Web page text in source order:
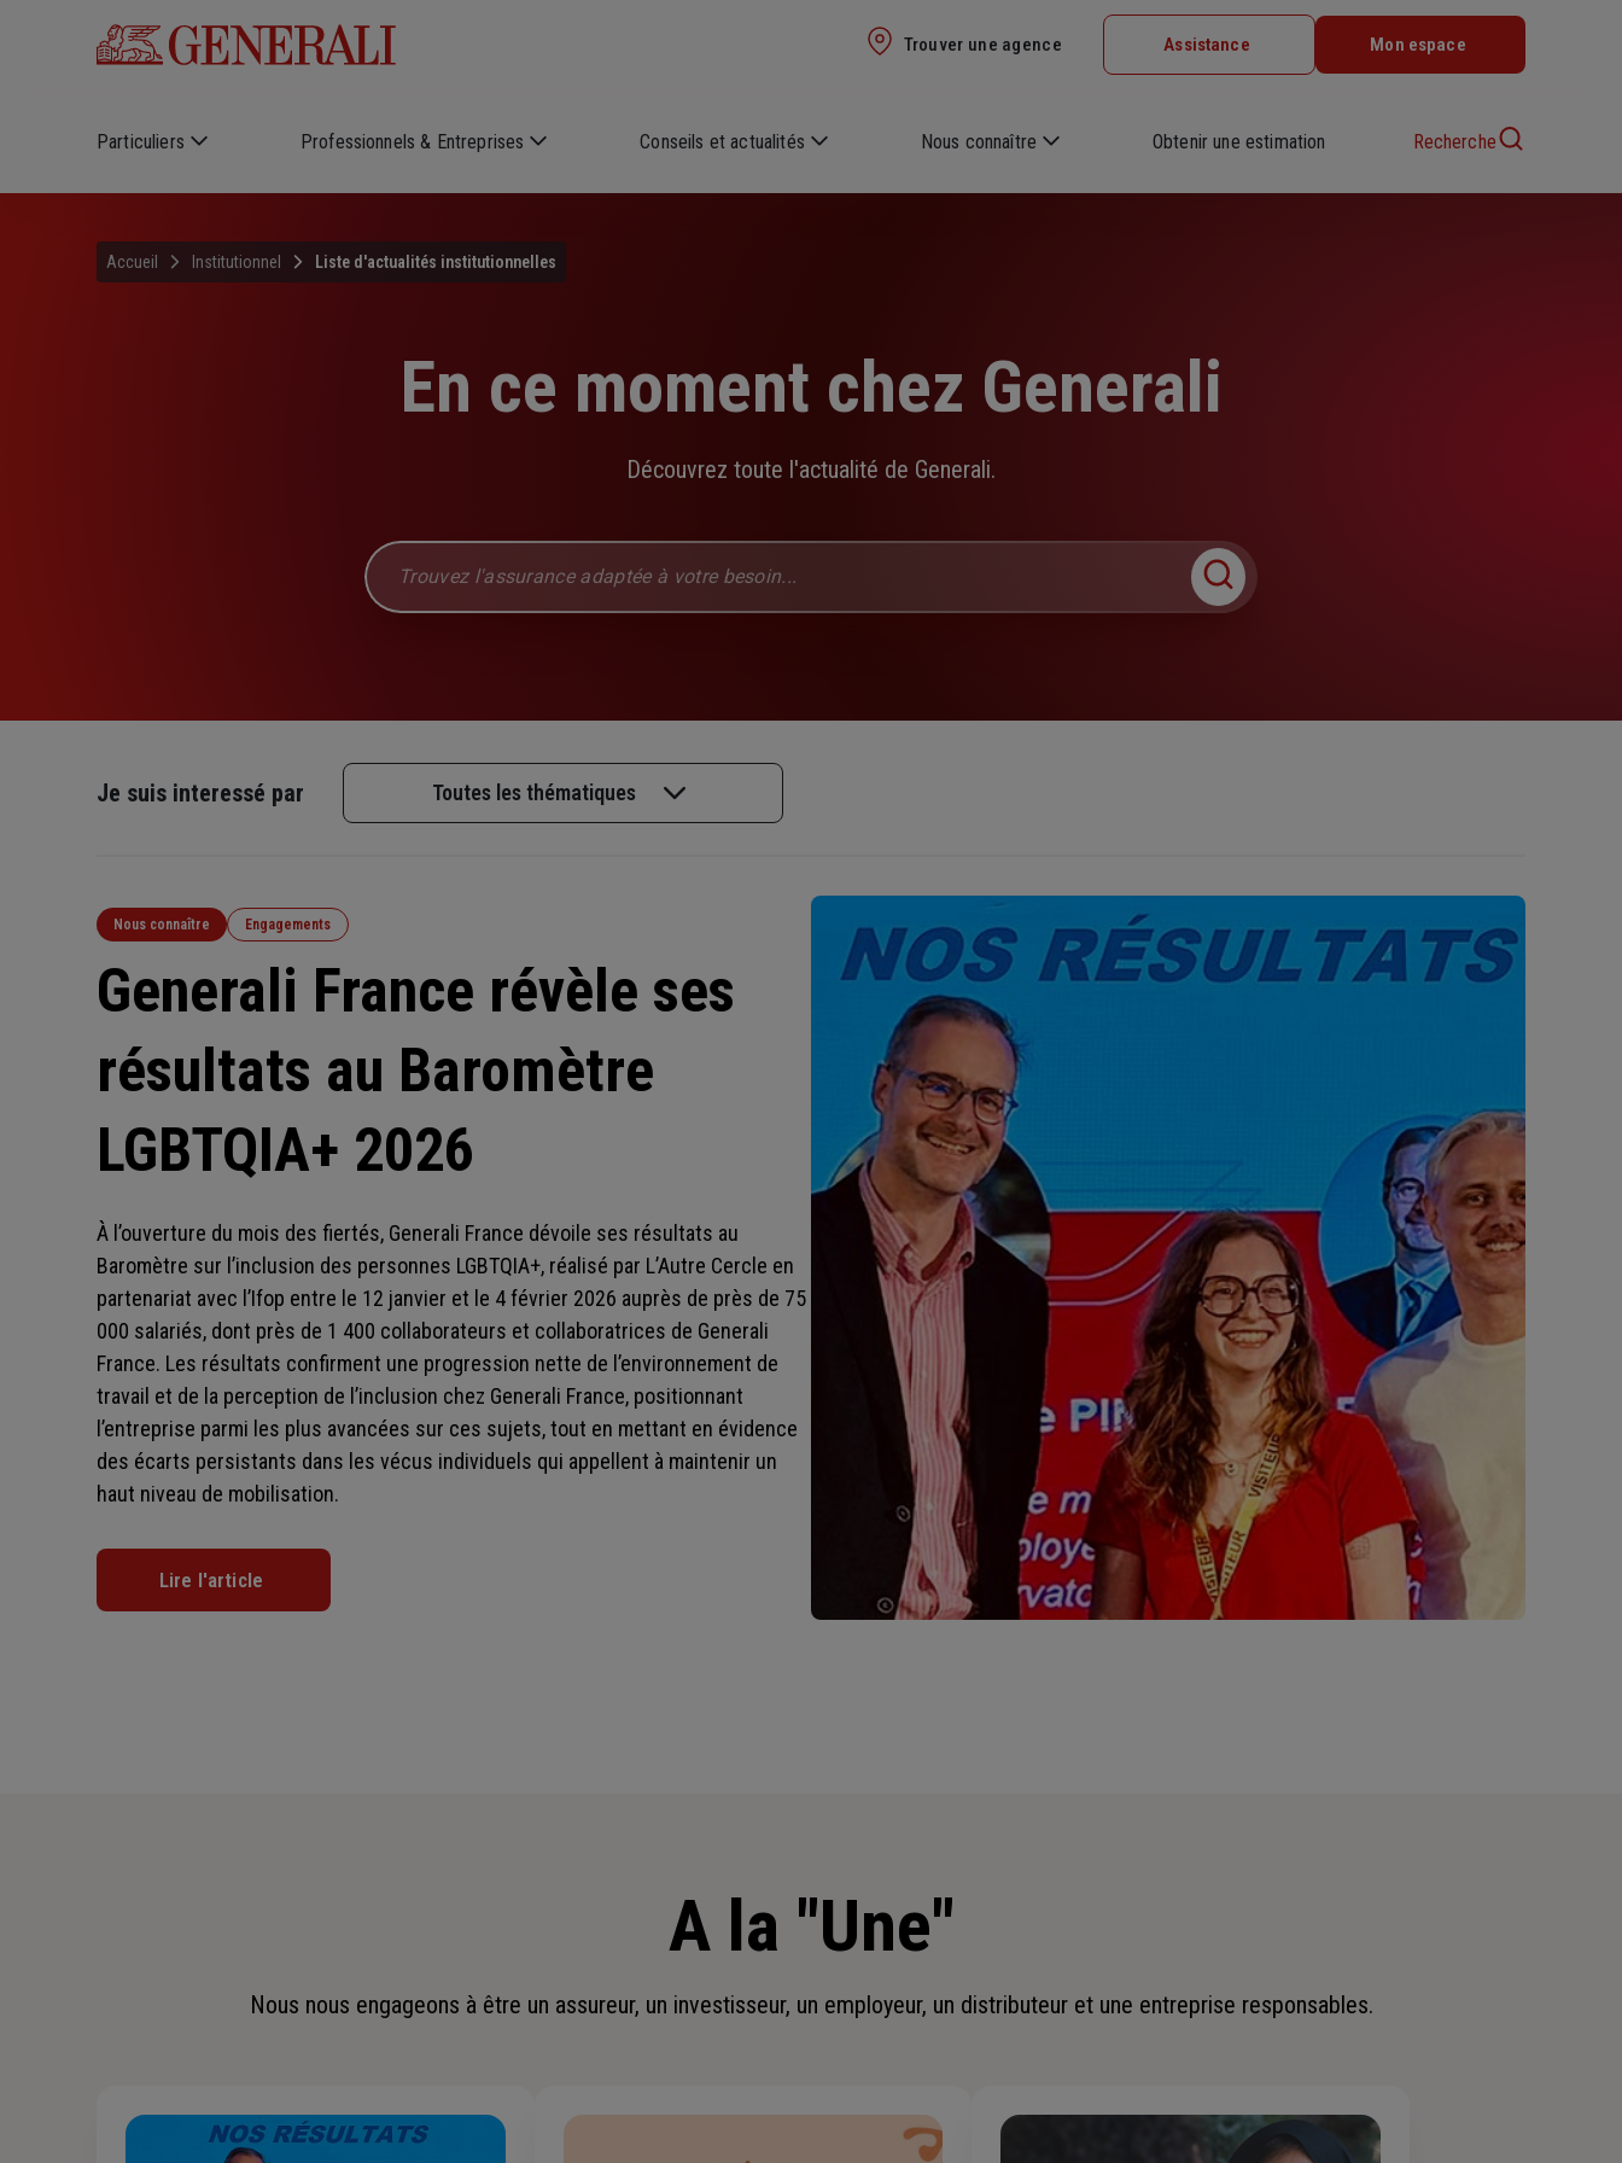
Trouver une agence Assistance Mon espace
Particuliers Professionnels & Entreprises Conseils et actualités Nous connaître Obtenir une estimation Recherche
Accueil Institutionnel Liste d'actualités institutionnelles
En ce moment chez Generali
Découvrez toute l'actualité de Generali.
Chercher dans le site
Je suis interessé par Toutes les thématiques
Nous connaître Engagements
Generali France révèle ses
résultats au Baromètre
LGBTQIA+ 2026
À l’ouverture du mois des fiertés, Generali France dévoile ses résultats au
Baromètre sur l’inclusion des personnes LGBTQIA+, réalisé par L’Autre Cercle en
partenariat avec l’Ifop entre le 12 janvier et le 4 février 2026 auprès de près de 75
000 salariés, dont près de 1 400 collaborateurs et collaboratrices de Generali
France. Les résultats confirment une progression nette de l’environnement de
travail et de la perception de l’inclusion chez Generali France, positionnant
l’entreprise parmi les plus avancées sur ces sujets, tout en mettant en évidence
des écarts persistants dans les vécus individuels qui appellent à maintenir un
haut niveau de mobilisation.
Lire l'article
A la "Une"
Nous nous engageons à être un assureur, un investisseur, un employeur, un distributeur et une entreprise responsables.